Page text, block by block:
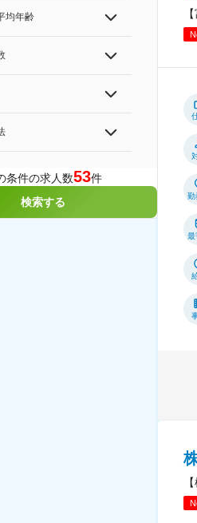
均年齢
条件の求人数53件
検索する
勤
最